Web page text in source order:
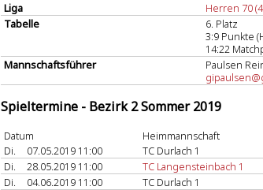
Liga
Herren 70
Tabelle
6. Platz
3:9 Punkte
14:22
Mannschaftsführer
Paulsen
Spieltermine - Bezirk 2 Sommer 2019
Datum Heimmannschaft
Di.
07.05.2019 11:00 TC Durlach 1
Di.
28.05.2019 11:00 TC Langensteinbach 1
Di.
04.06.2019 11:00 TC Durlach 1